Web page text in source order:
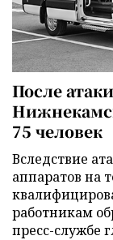
После
75 человек
Вследствие
аппаратов на
работникам
пресс-службе